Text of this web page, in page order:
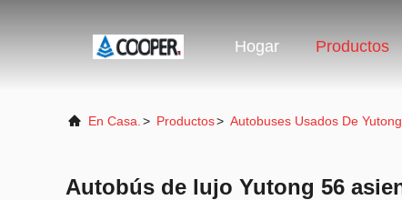
Hogar Productos
En Casa. > Productos> Autobuses Usados De Yutong
Autobús de lujo Yutong 56